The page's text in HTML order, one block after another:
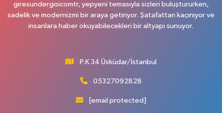
giresundergisicomtr, yepyeni temasıyla sizleri buluştururken,
sadelik ve modernizmi bir araya getiriyor. Şatafattan kaçınıyor ve
insanlara haber okuyabilecekleri bir altyapı sunuyor.
P.K 34 Üsküdar/İstanbul
05327092828
[email protected]